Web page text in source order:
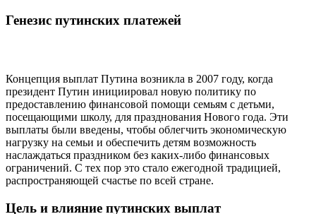
Генезис путинских платежей
Концепция выплат Путина возникла в 2007 году, когда
президент Путин инициировал новую политику по
предоставлению финансовой помощи семьям с детьми,
посещающими школу, для празднования Нового года. Эти
выплаты были введены, чтобы облегчить экономическую
нагрузку на семьи и обеспечить детям возможность
наслаждаться праздником без каких-либо финансовых
ограничений. С тех пор это стало ежегодной традицией,
распространяющей счастье по всей стране.
Цель и влияние путинских выплат